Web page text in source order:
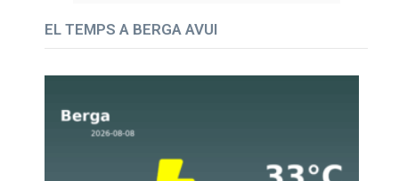
EL TEMPS A BERGA AVUI